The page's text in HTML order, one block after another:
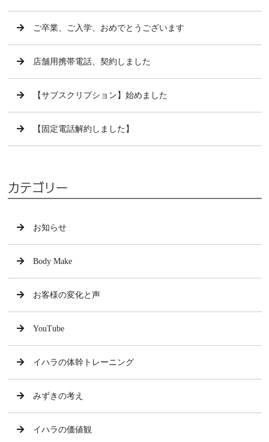
ご卒業、ご入学、おめでとうございます
店舗用携帯電話、契約しました
【サブスクリプション】始めました
【固定電話解約しました】
カテゴリー
お知らせ
Body Make
お客様の変化と声
YouTube
イハラの体幹トレーニング
みずきの考え
イハラの価値観